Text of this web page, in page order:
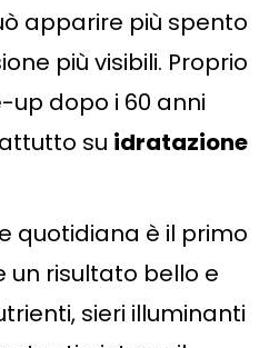
apparire più spento
più visibili. Proprio
up dopo i 60 anni
su idratazione
quotidiana è il primo
risultato bello e
sieri illuminanti